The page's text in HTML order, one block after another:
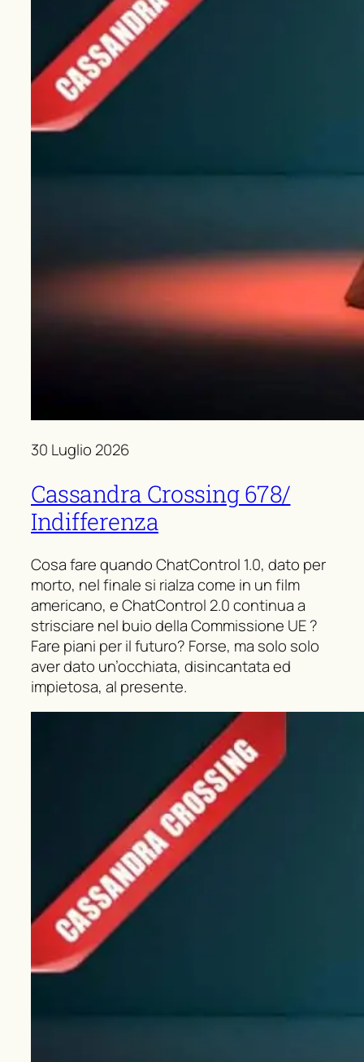
30 Luglio 2026
Cassandra Crossing 678/
Indifferenza
Cosa fare quando ChatControl 1.0, dato per
morto, nel finale si rialza come in un film
americano, e ChatControl 2.0 continua a
strisciare nel buio della Commissione UE ?
Fare piani per il futuro? Forse, ma solo solo
aver dato un’occhiata, disincantata ed
impietosa, al presente.